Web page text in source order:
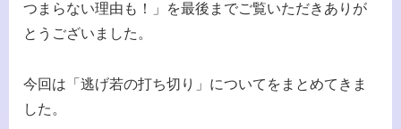
つまらない理由も！」を最後までご覧いただきありが
とうございました。
今回は「逃げ若の打ち切り」についてをまとめてきま
した。